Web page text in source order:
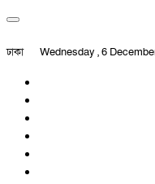
ঢাকা Wednesday , 6